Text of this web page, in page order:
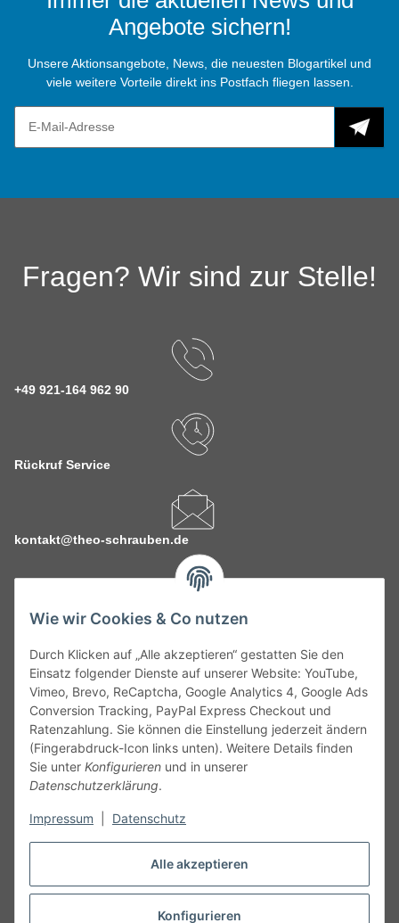
Alle akzeptieren
Konfigurieren
Wie wir Cookies & Co nutzen
Durch Klicken auf „Alle akzeptieren“ gestatten Sie den
Einsatz folgender Dienste auf unserer Website: YouTube,
Vimeo, Brevo, ReCaptcha, Google Analytics 4, Google Ads
Conversion Tracking, PayPal Express Checkout und
Ratenzahlung. Sie können die Einstellung jederzeit ändern
(Fingerabdruck-Icon links unten). Weitere Details finden
Sie unter Konfigurieren und in unserer
Datenschutzerklärung.
Impressum Datenschutz
Angebote sichern!
Unsere Aktionsangebote, News, die neuesten Blogartikel und
viele weitere Vorteile direkt ins Postfach fliegen lassen.
Fragen? Wir sind zur Stelle!
+49 921-164 962 90
Rückruf Service
kontakt@theo-schrauben.de
Service
Gesetzliche Informationen
Alle technischen Angaben ohne Gewähr. Irrtümer und fehlerhafte
Angaben vorbehalten. Wenn Sie Datenblätter oder spezielle
unseren Kundenservice. Abbildungen der Artikel können
Vertrag widerrufen